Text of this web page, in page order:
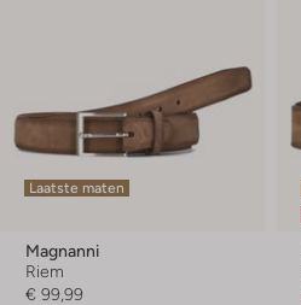
Laatste maten
Magnanni
Riem
€ 99,99